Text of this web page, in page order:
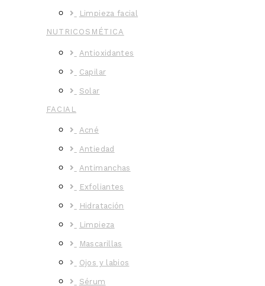
Limpieza facial
NUTRICOSMÉTICA
Antioxidantes
Capilar
Solar
FACIAL
Acné
Antiedad
Antimanchas
Exfoliantes
Hidratación
Limpieza
Mascarillas
Ojos y labios
Sérum